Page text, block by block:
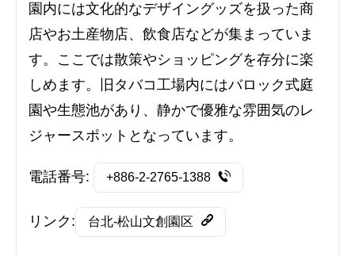
園内には文化的なデザイングッズを扱った商
店やお土産物店、飲食店などが集まっていま
す。ここでは散策やショッピングを存分に楽
しめます。旧タバコ工場内にはバロック式庭
園や生態池があり、静かで優雅な雰囲気のレ
ジャースポットとなっています。
電話番号: +886-2-2765-1388
リンク: 台北-松山文創園区